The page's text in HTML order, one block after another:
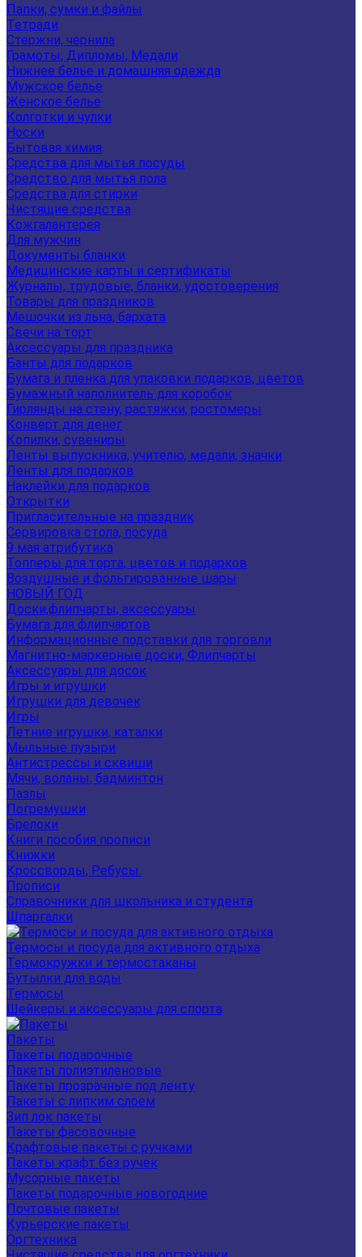
Папки, сумки и файлы
Тетради
Стержни, чернила
Грамоты, Дипломы, Медали
Нижнее белье и домашняя одежда
Мужское белье
Женское белье
Колготки и чулки
Носки
Бытовая химия
Средства для мытья посуды
Средство для мытья пола
Средства для стирки
Чистящие средства
Кожгалантерея
Для мужчин
Документы бланки
Медицинские карты и сертификаты
Журналы, трудовые, бланки, удостоверения
Товары для праздников
Мешочки из льна, бархата
Свечи на торт
Аксессуары для праздника
Банты для подарков
Бумага и пленка для упаковки подарков, цветов
Бумажный наполнитель для коробок
Гирлянды на стену, растяжки, ростомеры
Конверт для денег
Копилки, сувениры
Ленты выпускника, учителю, медали, значки
Ленты для подарков
Наклейки для подарков
Открытки
Пригласительные на праздник
Сервировка стола, посуда
9 мая атрибутика
Топперы для торта, цветов и подарков
Воздушные и фольгированные шары
НОВЫЙ ГОД
Доски,флипчарты, аксессуары
Бумага для флипчартов
Информационные подставки для торговли
Магнитно-маркерные доски, Флипчарты
Аксессуары для досок
Игры и игрушки
Игрушки для девочек
Игры
Летние игрушки, каталки
Мыльные пузыри
Антистрессы и сквиши
Мячи, воланы, бадминтон
Пазлы
Погремушки
Брелоки
Книги пособия прописи
Книжки
Кроссворды, Ребусы.
Прописи
Справочники для школьника и студента
Шпаргалки
Термосы и посуда для активного отдыха
Термокружки и термостаканы
Бутылки для воды
Термосы
Шейкеры и аксессуары для спорта
Пакеты
Пакеты подарочные
Пакеты полиэтиленовые
Пакеты прозрачные под ленту
Пакеты с липким слоем
Зип лок пакеты
Пакеты фасовочные
Крафтовые пакеты с ручками
Пакеты крафт без ручек
Мусорные пакеты
Пакеты подарочные новогодние
Почтовые пакеты
Курьерские пакеты
Оргтехника